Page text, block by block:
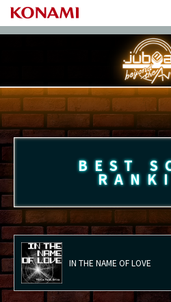
BEST
IN THE NAME OF LOVE